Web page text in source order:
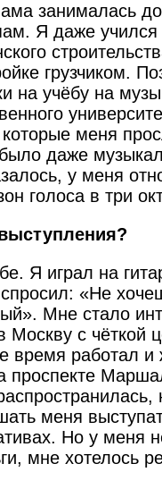
занималась
Я даже учился
грузчиком.
на учёбу на
меня
даже
у меня
голоса в три
Я играл на
«Не
Мне стало
Москву с чёткой
время работал и
проспекте
меня
Но у меня
мне хотелось